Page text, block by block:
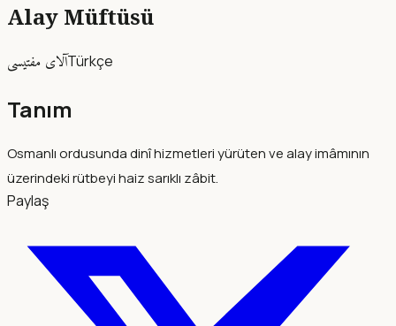
Alay Müftüsü
آلاى مفتيسىTürkçe
Tanım
Osmanlı ordusunda dinî hizmetleri yürüten ve alay imâmının
üzerindeki rütbeyi haiz sarıklı zâbit.
Paylaş